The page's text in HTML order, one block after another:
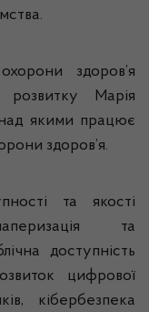
здоров’я
Марія
над якими працює
здоров’я.
та якості
та
доступність
цифрової
кібербезпека